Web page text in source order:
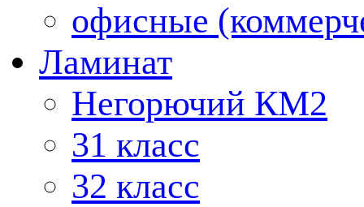
офисные
Ламинат
Негорючий КМ2
31 класс
32 класс